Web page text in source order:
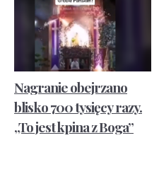
Nagranie obejrzano
blisko 700 tysięcy razy.
„To jest kpina z Boga”